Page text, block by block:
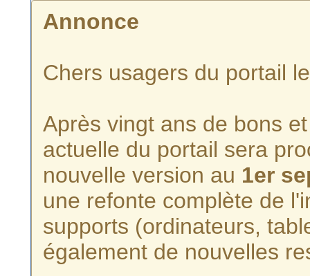
Annonce
Chers usagers du portail
Après vingt ans de bons
actuelle du portail sera
nouvelle version au 1er
une refonte complète de
supports (ordinateurs,
également de nouvelles